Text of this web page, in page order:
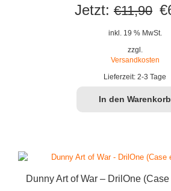
Jetzt: €11,90 €
inkl. 19 % MwSt.
zzgl.
Versandkosten
Lieferzeit: 2-3 Tage
In den Warenkorb
Dunny Art of War – DrilOne